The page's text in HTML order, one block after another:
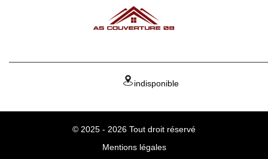
indisponible
© 2025 - 2026 Tout droit réservé
Mentions légales